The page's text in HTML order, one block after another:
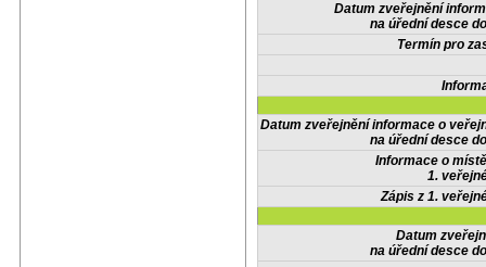
Datum zveřejnění
na úřední desce
Termín pro
Datum zveřejnění informace o
na úřední desce
Informace o
1.
Zápis z 1.
Datum
na úřední desce